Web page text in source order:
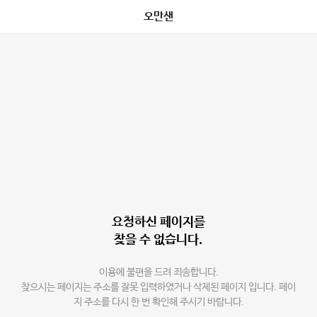
오만샌
요청하신 페이지를
찾을 수 없습니다.
이용에 불편을 드려 죄송합니다.
찾으시는 페이지는 주소를 잘못 입력하였거나 삭제된 페이지 입니다. 페이
지 주소를 다시 한 번 확인해 주시기 바랍니다.